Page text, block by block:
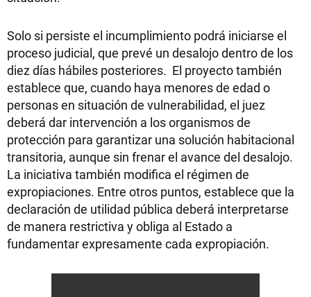
Solo si persiste el incumplimiento podrá iniciarse el
proceso judicial, que prevé un desalojo dentro de los
diez días hábiles posteriores. El proyecto también
establece que, cuando haya menores de edad o
personas en situación de vulnerabilidad, el juez
deberá dar intervención a los organismos de
protección para garantizar una solución habitacional
transitoria, aunque sin frenar el avance del desalojo.
La iniciativa también modifica el régimen de
expropiaciones. Entre otros puntos, establece que la
declaración de utilidad pública deberá interpretarse
de manera restrictiva y obliga al Estado a
fundamentar expresamente cada expropiación.